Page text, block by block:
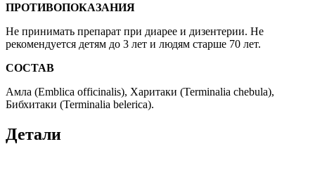
ПРОТИВОПОКАЗАНИЯ
Не принимать препарат при диарее и дизентерии. Не
рекомендуется детям до 3 лет и людям старше 70 лет.
СОСТАВ
Амла (Emblica officinalis), Харитаки (Terminalia chebula),
Бибхитаки (Terminalia belerica).
Детали